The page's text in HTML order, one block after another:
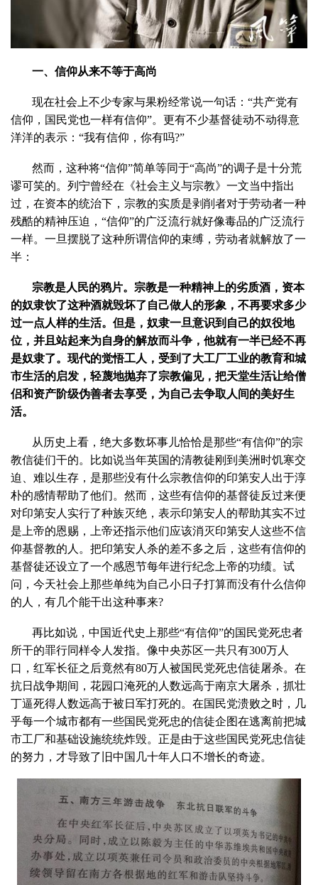
一、信仰从来不等于高尚
现在社会上不少专家与果粉经常说一句话：“共产党有
信仰，国民党也一样有信仰”。更有不少基督徒动不动得意
洋洋的表示：“我有信仰，你有吗?”
然而，这种将“信仰”简单等同于“高尚”的调子是十分荒
谬可笑的。列宁曾经在《社会主义与宗教》一文当中指出
过，在资本的统治下，宗教的实质是剥削者对于劳动者一种
残酷的精神压迫，“信仰”的广泛流行就好像毒品的广泛流行
一样。一旦摆脱了这种所谓信仰的束缚，劳动者就解放了一
半：
宗教是人民的鸦片。宗教是一种精神上的劣质酒，资本
的奴隶饮了这种酒就毁坏了自己做人的形象，不再要求多少
过一点人样的生活。但是，奴隶一旦意识到自己的奴役地
位，并且站起来为自身的解放而斗争，他就有一半已经不再
是奴隶了。现代的觉悟工人，受到了大工厂工业的教育和城
市生活的启发，轻蔑地抛弃了宗教偏见，把天堂生活让给僧
侣和资产阶级伪善者去享受，为自己去争取人间的美好生
活。
从历史上看，绝大多数坏事儿恰恰是那些“有信仰”的宗
教信徒们干的。比如说当年英国的清教徒刚到美洲时饥寒交
迫、难以生存，是那些没有什么宗教信仰的印第安人出于淳
朴的感情帮助了他们。然而，这些有信仰的基督徒反过来便
对印第安人实行了种族灭绝，表示印第安人的帮助其实不过
是上帝的恩赐，上帝还指示他们应该消灭印第安人这些不信
仰基督教的人。把印第安人杀的差不多之后，这些有信仰的
基督徒还设立了一个感恩节每年进行纪念上帝的功绩。试
问，今天社会上那些单纯为自己小日子打算而没有什么信仰
的人，有几个能干出这种事来?
再比如说，中国近代史上那些“有信仰”的国民党死忠者
所干的罪行同样令人发指。像中央苏区一共只有300万人
口，红军长征之后竟然有80万人被国民党死忠信徒屠杀。在
抗日战争期间，花园口淹死的人数远高于南京大屠杀，抓壮
丁逼死得人数远高于被日军打死的。在国民党溃败之时，几
乎每一个城市都有一些国民党死忠的信徒企图在逃离前把城
市工厂和基础设施统统炸毁。正是由于这些国民党死忠信徒
的努力，才导致了旧中国几十年人口不增长的奇迹。